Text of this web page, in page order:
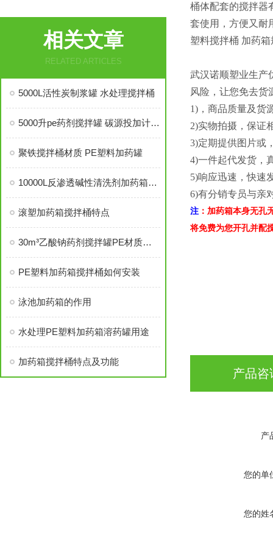
相关文章
RELATED ARTICLES
5000L活性炭制浆罐 水处理搅拌桶
5000升pe药剂搅拌罐 碳源投加计量箱
聚铁搅拌桶材质 PE塑料加药罐
10000L反渗透碱性清洗剂加药箱材质
滚塑加药箱搅拌桶特点
30m³乙酸钠药剂搅拌罐PE材质的优势
PE塑料加药箱搅拌桶如何安装
泳池加药箱的作用
水处理PE塑料加药箱溶药罐用途
加药箱搅拌桶特点及功能
桶体配套的搅拌器
套使用，方便又耐
塑料搅拌桶 加药箱
武汉诺顺塑业生产
风险，让您免去货
1)，商品质量及货
2)实物拍摄，保证
3)定期提供图片或
4)一件起代发货，
5)响应迅速，快速
6)有分销专员与亲
注 ：加药箱本身无
将免费为您开孔并配
产品咨
产
您的单
您的姓